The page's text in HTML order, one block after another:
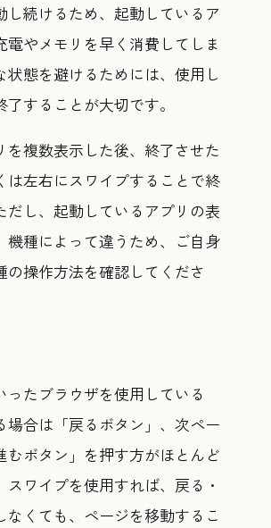
し続けるため、起動しているア
電やメモリを早く消費してしま
状態を避けるためには、使用し
することが大切です。
を複数表示した後、終了させた
は左右にスワイプすることで終
だし、起動しているアプリの表
機種によって違うため、ご自身
の操作方法を確認してくださ
ったブラウザを使用している
場合は「戻るボタン」、次ペー
むボタン」を押す方がほとんど
ワイプを使用すれば、戻る・
なくても、ページを移動するこ